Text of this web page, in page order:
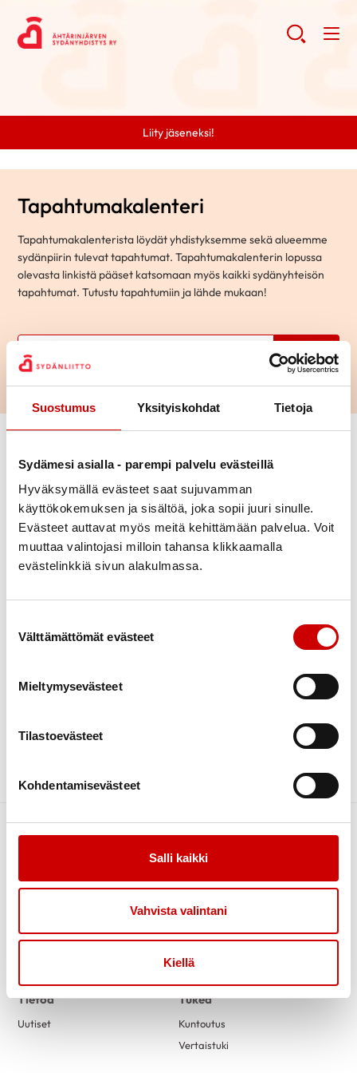
Suostumus Yksityiskohdat Tietoja
Sydämesi asialla - parempi palvelu evästeillä
Hyväksymällä evästeet saat sujuvamman
käyttökokemuksen ja sisältöä, joka sopii juuri sinulle.
Evästeet auttavat myös meitä kehittämään palvelua. Voit
muuttaa valintojasi milloin tahansa klikkaamalla
evästelinkkiä sivun alakulmassa.
Välttämättömät evästeet
Mieltymysevästeet
Tilastoevästeet
Kohdentamisevästeet
Salli kaikki
Vahvista valintani
Kiellä
Liity jäseneksi!
Tapahtumakalenteri
Tapahtumakalenterista löydät yhdistyksemme sekä alueemme
sydänpiirin tulevat tapahtumat. Tapahtumakalenterin lopussa
olevasta linkistä pääset katsomaan myös kaikki sydänyhteisön
tapahtumat. Tutustu tapahtumiin ja lähde mukaan!
Hae
Laji
Ajankohta
Katso kaikkia sydänyhteisön
tapahtumia
Tietoa
Uutiset
Tukea
Kuntoutus
Vertaistuki